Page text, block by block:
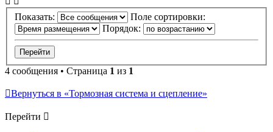
Показать:
Поле сортировки:
Порядок:
4 сообщения • Страница 1 из 1
Вернуться в «Тормозная система и сцепление»
Перейти